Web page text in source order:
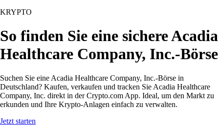
KRYPTO
So finden Sie eine sichere Acadia
Healthcare Company, Inc.-Börse
Suchen Sie eine Acadia Healthcare Company, Inc.-Börse in
Deutschland? Kaufen, verkaufen und tracken Sie Acadia Healthcare
Company, Inc. direkt in der Crypto.com App. Ideal, um den Markt zu
erkunden und Ihre Krypto-Anlagen einfach zu verwalten.
Jetzt starten